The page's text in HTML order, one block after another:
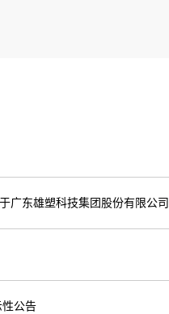
广东雄塑科技集团股份有限公
公告